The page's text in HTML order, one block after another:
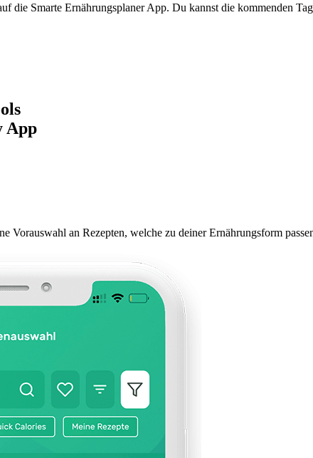
die Smarte Ernährungsplaner App. Du kannst die kommenden
App
Vorauswahl an Rezepten, welche zu deiner Ernährungsform